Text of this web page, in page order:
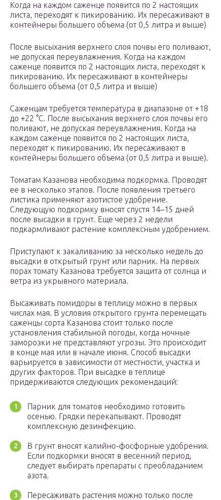
Когда на каждом саженце появится по 2 настоящих
листа, переходят к пикированию. Их пересаживают в
контейнеры большего объема (от 0,5 литра и выше)
После высыхания верхнего слоя почвы его поливают,
не допуская переувлажнения. Когда на каждом
саженце появится по 2 настоящих листа, переходят к
пикированию. Их пересаживают в контейнеры
большего объема (от 0,5 литра и выше)
Саженцам требуется температура в диапазоне от +18
до +22 °C. После высыхания верхнего слоя почвы его
поливают, не допуская переувлажнения. Когда на
каждом саженце появится по 2 настоящих листа,
переходят к пикированию. Их пересаживают в
контейнеры большего объема (от 0,5 литра и выше).
Томатам Казанова необходима подкормка. Проводят
ее в несколько этапов. После появления третьего
листика применяют азотистое удобрение.
Следующую подкормку вносят спустя 14–15 дней
после высадки в грунт. Еще через 2 недели
подкармливают растение комплексным удобрением.
Приступают к закаливанию за несколько недель до
высадки в открытый грунт или парник. На первых
порах томату Казанова требуется защита от солнца и
ветра из укрывного материала.
Высаживать помидоры в теплицу можно в первых
числах мая. В условия открытого грунта перемещать
саженцы сорта Казанова стоит только после
установления стабильной погоды, когда ночные
заморозки не представляют угрозы. Это происходит
в конце мая или в начале июня. Способ высадки
варьируется в зависимости от местности, участка и
других факторов. При высадке в теплице
придерживаются следующих рекомендаций:
Парник для томатов необходимо готовить
осенью. Грядки перекапывают. Проводят
комплексную дезинфекцию.
В грунт вносят калийно-фосфорные удобрения.
Если подкормки вносят в весенний период,
следует выбирать препараты с преобладанием
азота.
Пересаживать растения можно только после